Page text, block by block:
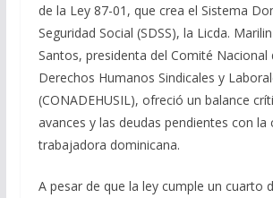
de la Ley 87-01, que crea el Sistema
Seguridad Social (SDSS), la Licda.
Santos, presidenta del Comité Nacional
Derechos Humanos Sindicales y
(CONADEHUSIL), ofreció un balance
avances y las deudas pendientes con la
trabajadora dominicana.
A pesar de que la ley cumple un cuarto